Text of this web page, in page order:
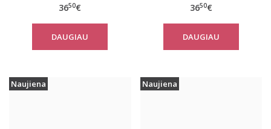
3650€
DAUGIAU
3650€
DAUGIAU
Naujiena Naujiena